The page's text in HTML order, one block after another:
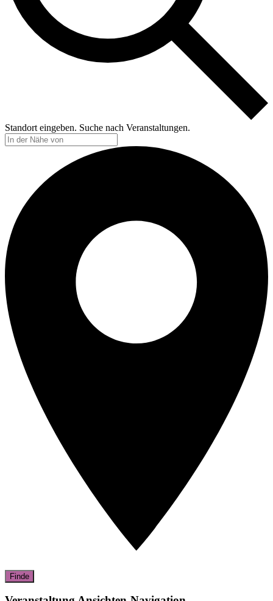
Standort eingeben. Suche nach Veranstaltungen.
Finde